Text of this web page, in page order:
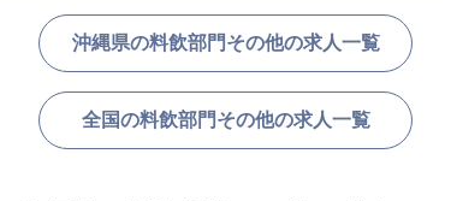
沖縄県の料飲部門その他の求人一覧
全国の料飲部門その他の求人一覧